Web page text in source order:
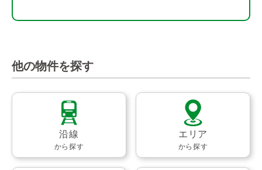
他の物件を探す
沿線
から探す
エリア
から探す